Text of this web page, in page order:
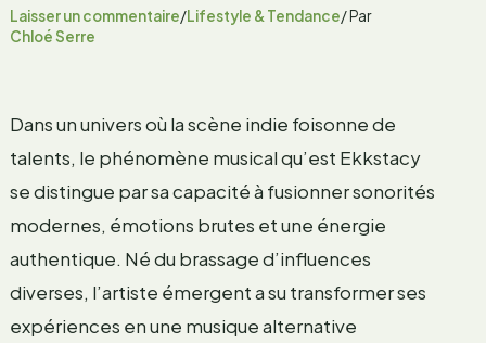
Laisser un commentaire/Lifestyle & Tendance/ Par
Chloé Serre
Dans un univers où la scène indie foisonne de
talents, le phénomène musical qu’est Ekkstacy
se distingue par sa capacité à fusionner sonorités
modernes, émotions brutes et une énergie
authentique. Né du brassage d’influences
diverses, l’artiste émergent a su transformer ses
expériences en une musique alternative